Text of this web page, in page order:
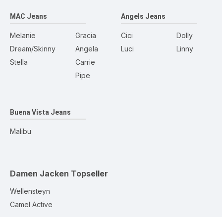
MAC Jeans
Melanie
Dream/Skinny
Stella
Gracia
Angela
Carrie
Pipe
Angels Jeans
Cici
Luci
Dolly
Linny
Buena Vista Jeans
Malibu
Damen Jacken Topseller
Wellensteyn
Camel Active